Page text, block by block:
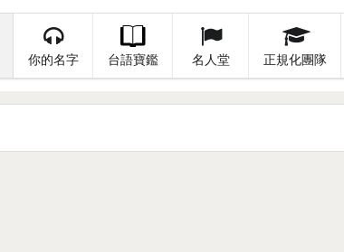
你的名字 台語寶鑑 名人堂 正規化團隊